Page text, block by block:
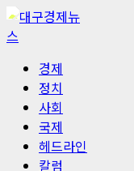
콘
텐
경제
정치
사회
국제
헤드라인
칼럼